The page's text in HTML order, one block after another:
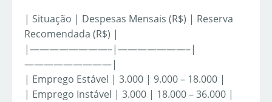
| Situação | Despesas Mensais (R$) | Reserva
Recomendada (R$) |
|————————–|———————–|
—————————|
| Emprego Estável | 3.000 | 9.000 – 18.000 |
| Emprego Instável | 3.000 | 18.000 – 36.000 |